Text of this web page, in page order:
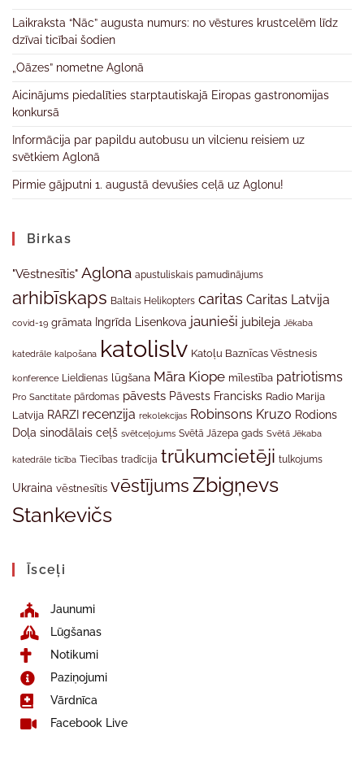
Laikraksta “Nāc” augusta numurs: no vēstures krustcelēm līdz
dzīvai ticībai šodien
„Oāzes” nometne Aglonā
Aicinājums piedalīties starptautiskajā Eiropas gastronomijas
konkursā
Informācija par papildu autobusu un vilcienu reisiem uz
svētkiem Aglonā
Pirmie gājputni 1. augustā devušies ceļā uz Aglonu!
Birkas
"Vēstnesītis" Aglona apustuliskais pamudinājums
arhibīskaps Baltais Helikopters caritas Caritas Latvija
covid-19 grāmata Ingrīda Lisenkova jaunieši jubileja Jēkaba
katedrāle kalpošana katolislv Katoļu Baznīcas Vēstnesis
konference Lieldienas lūgšana Māra Kiope mīlestība patriotisms
Pro Sanctitate pārdomas pāvests Pāvests Francisks Radio Marija
Latvija RARZI recenzija rekolekcijas Robinsons Kruzo Rodions
Doļa sinodālais ceļš svētceļojums Svētā Jāzepa gads Svētā Jēkaba
katedrāle ticība Tiecības tradīcija trūkumcietēji tulkojums
Ukraina vēstnesītis vēstījumsZbigņevs
Stankevičs
Īsceļi
Jaunumi
Lūgšanas
Notikumi
Paziņojumi
Vārdnīca
Facebook Live